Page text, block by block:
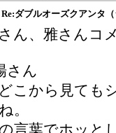
ダブルオーズクアンタ
ん、雅さんコ
さん
こから見ても
。
言葉でホッと